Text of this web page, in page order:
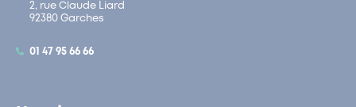
2, rue Claude Liard
92380 Garches
01 47 95 66 66